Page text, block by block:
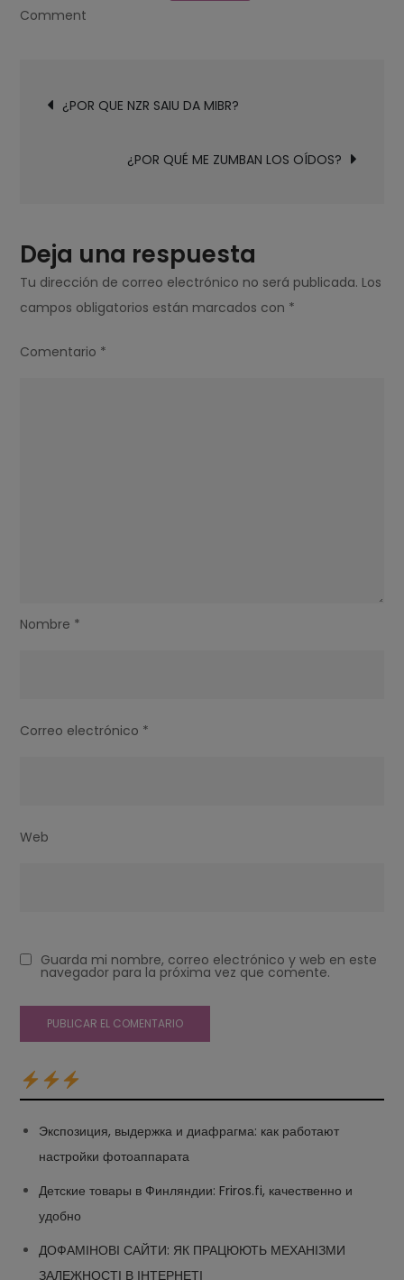
Comment
DUELEN
PIERNAS?
de¿POR QUE NZR SAIU DA MIBR?
¿POR QUÉ ME ZUMBAN LOS OÍDOS?
Deja una respuesta
Tu dirección de correo electrónico no será publicada. Los
campos obligatorios están marcados con *
Comentario *
Nombre *
Correo electrónico *
Web
Guarda mi nombre, correo electrónico y web en este
navegador para la próxima vez que comente.
Экспозиция, выдержка и диафрагма: как работают
настройки фотоаппарата
Детские товары в Финляндии: Friros.fi, качественно и
удобно
ДОФАМІНОВІ САЙТИ: ЯК ПРАЦЮЮТЬ МЕХАНІЗМИ
ЗАЛЕЖНОСТІ В ІНТЕРНЕТІ